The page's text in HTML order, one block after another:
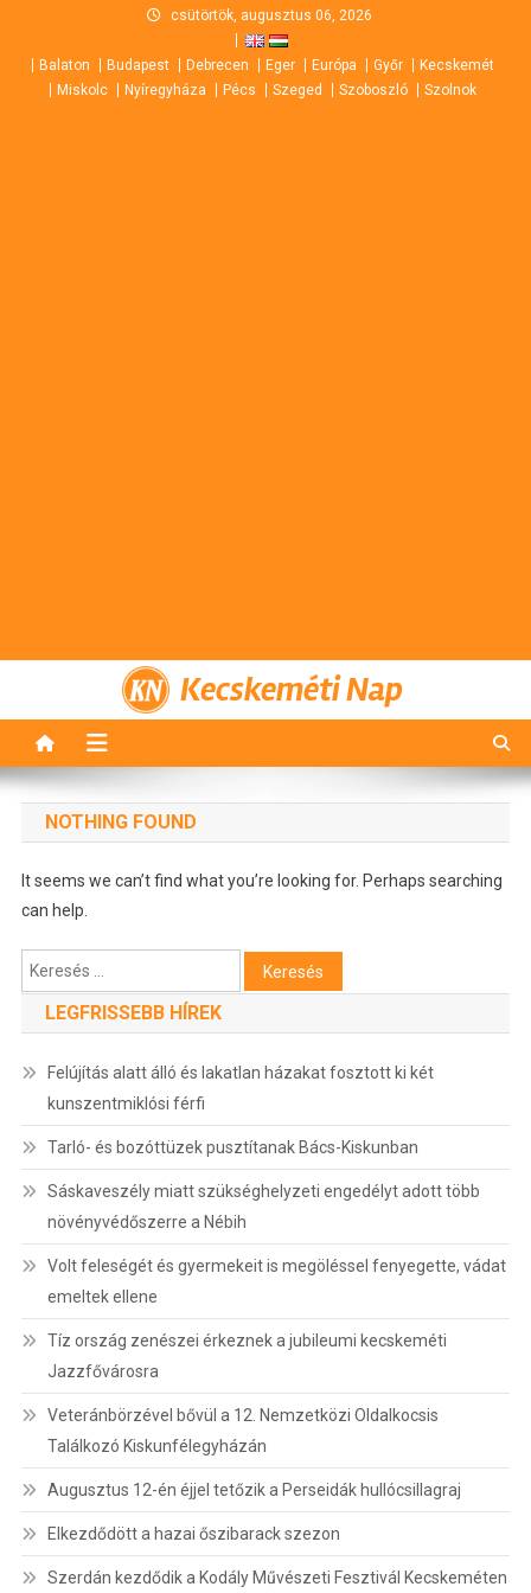
content
csütörtök, augusztus 06, 2026
Balaton Budapest Debrecen Eger Európa Győr
Kecskemét
Miskolc
Nyíregyháza Pécs Szeged Szoboszló Szolnok
Kecskeméti Nap
NOTHING FOUND
It seems we can’t find what you’re looking for. Perhaps searching
can help.
Keresés:
LEGFRISSEBB HÍREK
Felújítás alatt álló és lakatlan házakat fosztott ki két
kunszentmiklósi férfi
Tarló- és bozóttüzek pusztítanak Bács-Kiskunban
Sáskaveszély miatt szükséghelyzeti engedélyt adott több
növényvédőszerre a Nébih
Volt feleségét és gyermekeit is megöléssel fenyegette, vádat
emeltek ellene
Tíz ország zenészei érkeznek a jubileumi kecskeméti
Jazzfővárosra
Veteránbörzével bővül a 12. Nemzetközi Oldalkocsis
Találkozó Kiskunfélegyházán
Augusztus 12-én éjjel tetőzik a Perseidák hullócsillagraj
Elkezdődött a hazai őszibarack szezon
Szerdán kezdődik a Kodály Művészeti Fesztivál Kecskeméten